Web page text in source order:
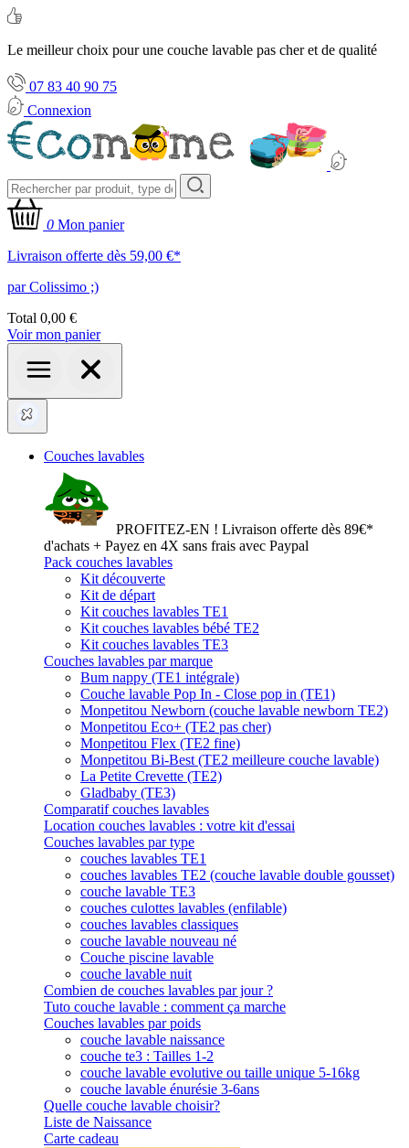
Le meilleur choix pour une couche lavable pas cher et de qualité
07 83 40 90 75
Connexion
0 Mon panier
Livraison offerte dès 59,00 €*
par Colissimo ;)
Total 0,00 €
Voir mon panier
Couches lavables
PROFITEZ-EN ! Livraison offerte dès 89€*
d'achats + Payez en 4X sans frais avec Paypal
Pack couches lavables
Kit découverte
Kit de départ
Kit couches lavables TE1
Kit couches lavables bébé TE2
Kit couches lavables TE3
Couches lavables par marque
Bum nappy (TE1 intégrale)
Couche lavable Pop In - Close pop in (TE1)
Monpetitou Newborn (couche lavable newborn TE2)
Monpetitou Eco+ (TE2 pas cher)
Monpetitou Flex (TE2 fine)
Monpetitou Bi-Best (TE2 meilleure couche lavable)
La Petite Crevette (TE2)
Gladbaby (TE3)
Comparatif couches lavables
Location couches lavables : votre kit d'essai
Couches lavables par type
couches lavables TE1
couches lavables TE2 (couche lavable double gousset)
couche lavable TE3
couches culottes lavables (enfilable)
couches lavables classiques
couche lavable nouveau né
Couche piscine lavable
couche lavable nuit
Combien de couches lavables par jour ?
Tuto couche lavable : comment ça marche
Couches lavables par poids
couche lavable naissance
couche te3 : Tailles 1-2
couche lavable evolutive ou taille unique 5-16kg
couche lavable énurésie 3-6ans
Quelle couche lavable choisir?
Liste de Naissance
Carte cadeau